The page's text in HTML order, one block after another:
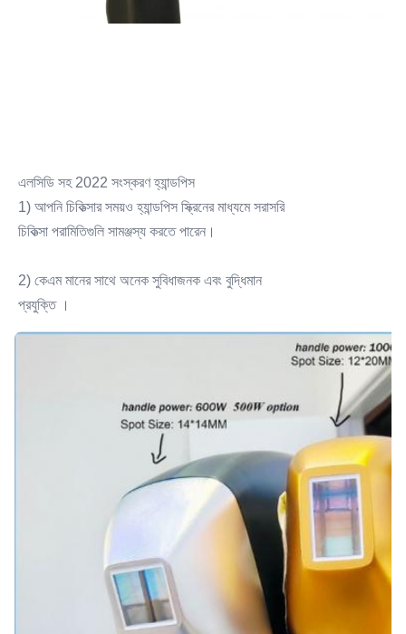
এলসিডি সহ 2022 সংস্করণ হ্যান্ডপিস
1) আপনি চিকিত্সার সময়ও হ্যান্ডপিস স্ক্রিনের মাধ্যমে সরাসরি
চিকিত্সা পরামিতিগুলি সামঞ্জস্য করতে পারেন।
2) কেএম মানের সাথে অনেক সুবিধাজনক এবং বুদ্ধিমান
প্রযুক্তি ।